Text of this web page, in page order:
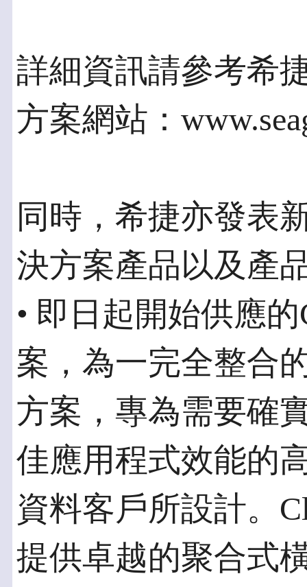
詳細資訊請參考希
方案網站：
同時，希捷亦發表
決方案產品以及產
• 即日起開始供應
案，為一完全整合
方案，專為需要確
佳應用程式效能的
資料客戶所設計。
提供卓越的聚合式